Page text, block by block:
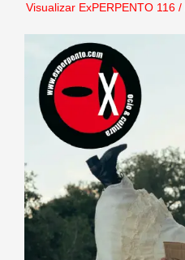
Visualizar ExPERPENTO 116/